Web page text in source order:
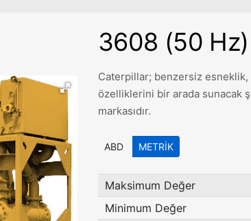
3608 (50 Hz)
Caterpillar; benzersiz
özelliklerini bir arada sunacak
markasıdır.
ABD METRIK
Maksimum Değer
Minimum Değer